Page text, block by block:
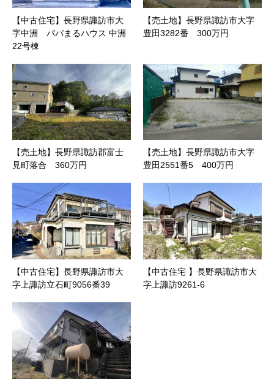
【中古住宅】長野県諏訪市大
字中洲 パパまるハウス 中洲
22号棟
【売土地】長野県諏訪市大字
豊田3282番 300万円
【売土地】長野県諏訪郡富士
見町落合 360万円
【売土地】長野県諏訪市大字
豊田2551番5 400万円
【中古住宅】長野県諏訪市大
字上諏訪立石町9056番39
【中古住宅 】長野県諏訪市大
字上諏訪9261-6